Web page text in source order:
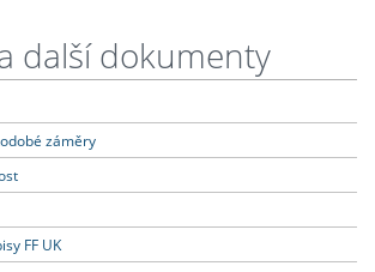
další dokumenty
záměry
FF UK